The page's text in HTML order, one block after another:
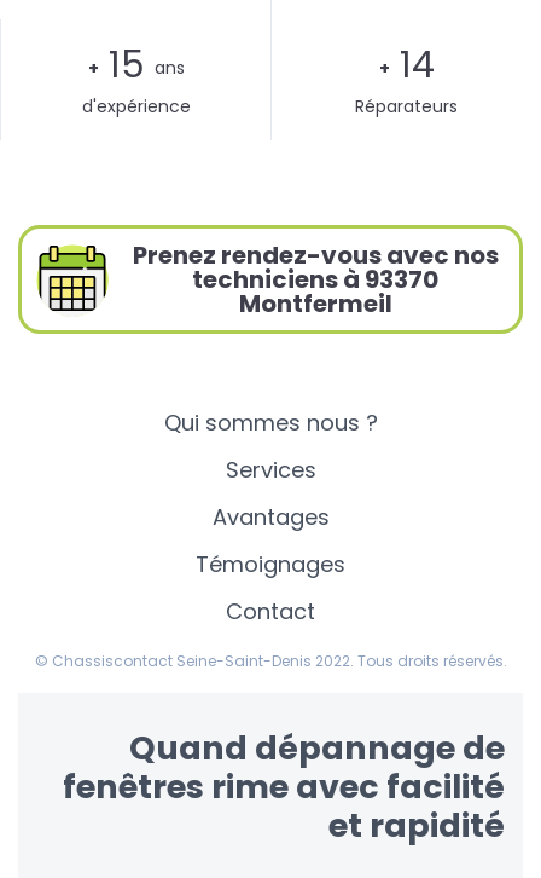
+ 15 ans
d'expérience
+ 14
Réparateurs
Prenez rendez-vous avec nos
techniciens à 93370
Montfermeil
Qui sommes nous ?
Services
Avantages
Témoignages
Contact
© Chassiscontact Seine-Saint-Denis 2022. Tous droits réservés.
Quand dépannage de
fenêtres rime avec facilité
et rapidité